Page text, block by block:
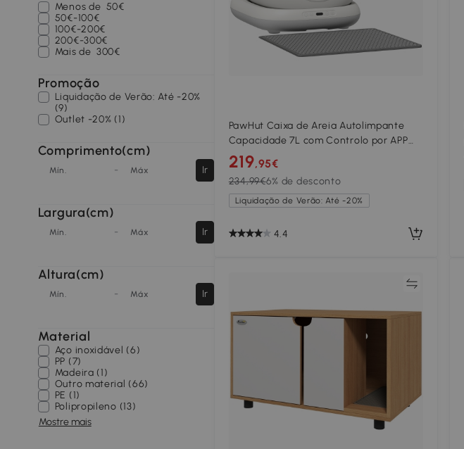
Menos de 50€
50€-100€
100€-200€
200€-300€
Mais de300€
Promoção
Liquidação de Verão: Até -20%
(9)
Outlet -20% (1)
Comprimento(cm)
Mín. - Máx Ir
Largura(cm)
Mín. - Máx Ir
Altura(cm)
Mín. - Máx Ir
Material
Aço inoxidável (6)
PP (7)
Madeira (1)
Outro material (66)
PE (1)
Polipropileno (13)
Mostre mais
PawHut Caixa de Areia Autolimpante
Capacidade 7L com Controlo por APP
Purificação de Odores Ruído e Sensores
de Segurança 58,1x47,5x53 cm Branco e
Cinzento
219,95€
234,99€6% de desconto
Liquidação de Verão: Até -20%
4.4